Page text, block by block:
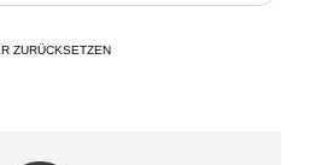
ZURÜCKSETZEN